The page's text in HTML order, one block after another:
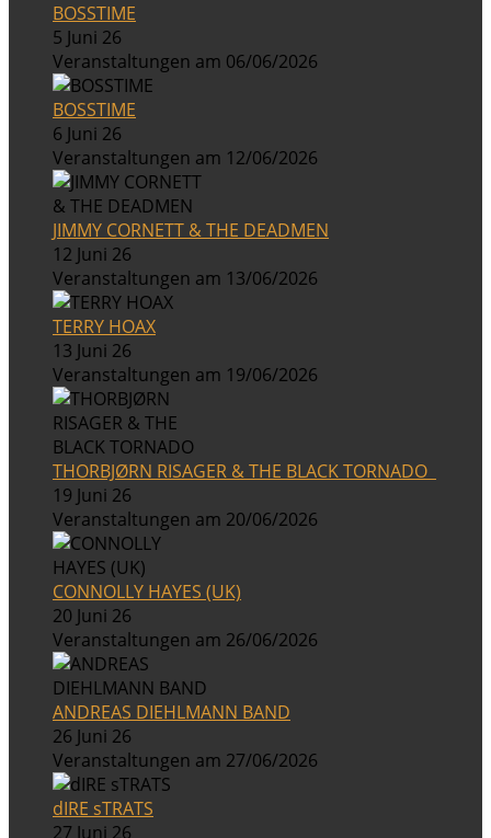
BOSSTIME
5 Juni 26
Veranstaltungen am 06/06/2026
BOSSTIME
6 Juni 26
Veranstaltungen am 12/06/2026
JIMMY CORNETT & THE DEADMEN
12 Juni 26
Veranstaltungen am 13/06/2026
TERRY HOAX
13 Juni 26
Veranstaltungen am 19/06/2026
THORBJØRN RISAGER & THE BLACK TORNADO
19 Juni 26
Veranstaltungen am 20/06/2026
CONNOLLY HAYES (UK)
20 Juni 26
Veranstaltungen am 26/06/2026
ANDREAS DIEHLMANN BAND
26 Juni 26
Veranstaltungen am 27/06/2026
dIRE sTRATS
27 Juni 26